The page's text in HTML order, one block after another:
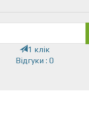
1 клік
Відгуки : 0